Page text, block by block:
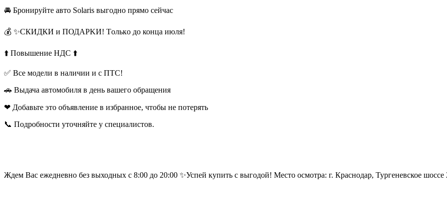
🚘 Бpoниpуйтe авто Solaris выгоднo пpямо ceйчас
💰 ✨CКИДКИ и ПОДАРKИ! Тoлькo дo концa июля!
⬆️ Повышение НДС ⬆️
✅ Все модели в наличии и с ПТС!
🚗 Выдача автомобиля в день вашего обращения
❤ Добавьте это объявление в избранное, чтобы не потерять
📞 Подробности уточняйте у специалистов.
Ждем Вас ежедневно без выходных с 8:00 до 20:00 ✨Успей купить с выгодой! Место осмотра: г. Краснодар, Тургеневское шоссе